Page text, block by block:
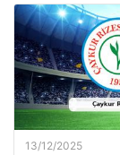
13/12/2025